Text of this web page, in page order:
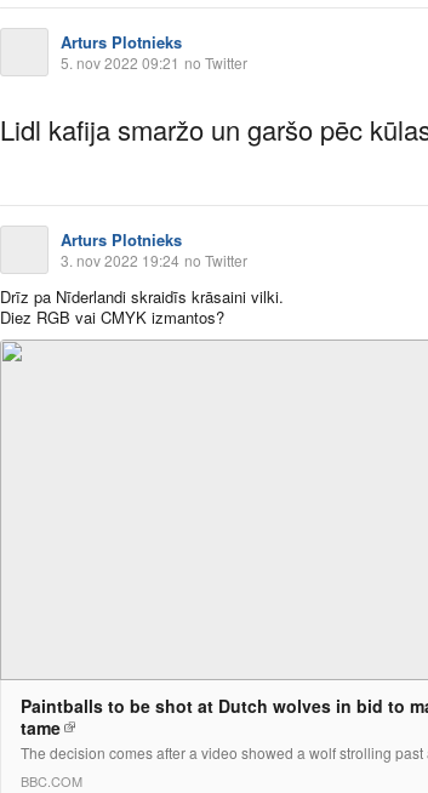
Arturs Plotnieks
5. nov 2022 09:21 no Twitter
Lidl kafija smaržo un garšo pēc
Arturs Plotnieks
3. nov 2022 19:24 no Twitter
Drīz pa Nīderlandi skraidīs krāsaini vilki.
Diez RGB vai CMYK izmantos?
Paintballs to be shot at Dutch wolves in bid to
tame
The decision comes after a video showed a wolf strolling past
BBC.COM